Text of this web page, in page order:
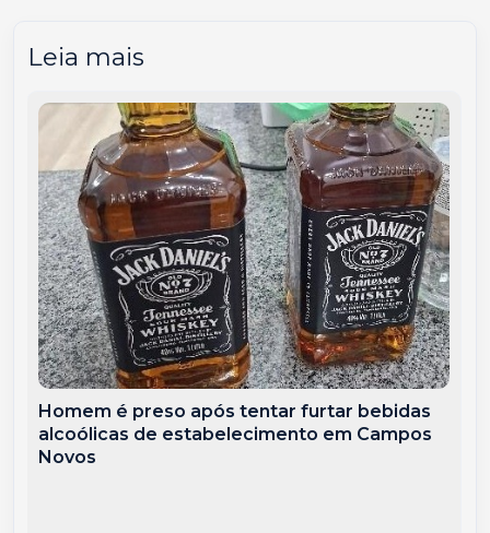
Leia mais
Homem é preso após tentar furtar bebidas
alcoólicas de estabelecimento em Campos
Novos